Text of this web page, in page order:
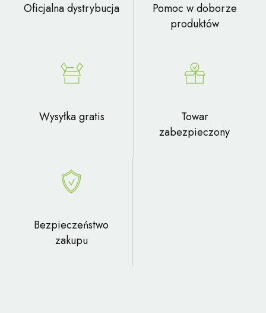
Oficjalna dystrybucja
Pomoc w doborze
produktów
Wysyłka gratis
Towar
zabezpieczony
Bezpieczeństwo
zakupu